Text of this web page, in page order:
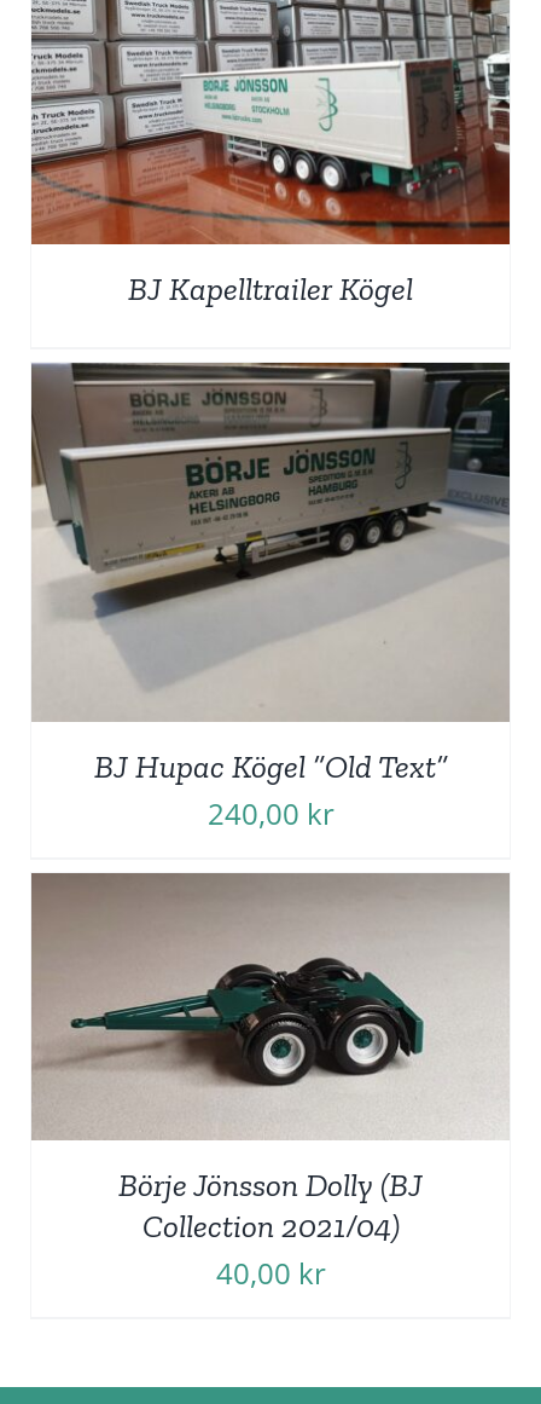
BJ Kapelltrailer Kögel
BJ Hupac Kögel ”Old Text”
240,00 kr
Börje Jönsson Dolly (BJ
Collection 2021/04)
40,00 kr